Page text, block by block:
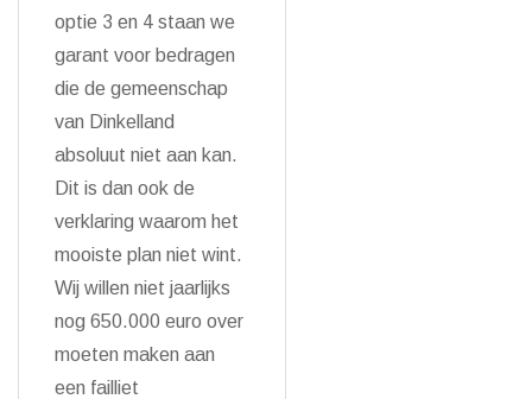
optie 3 en 4 staan we
garant voor bedragen
die de gemeenschap
van Dinkelland
absoluut niet aan kan.
Dit is dan ook de
verklaring waarom het
mooiste plan niet wint.
Wij willen niet jaarlijks
nog 650.000 euro over
moeten maken aan
een failliet